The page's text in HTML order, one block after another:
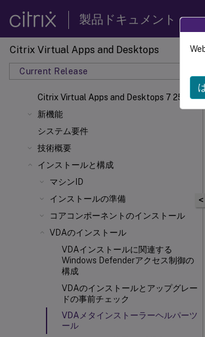
製品ドキュメント
Citrix Virtual Apps and Desktops
Current Release
Citrix Virtual Apps and Desktops 7 2511
新機能
システム要件
技術概要
インストールと構成
マシンID
インストールの準備
コアコンポーネントのインストール
VDAのインストール
VDAインストールに関連する
Windows Defenderアクセス制御の
構成
VDAのインストールとアップグレー
ドの事前チェック
VDAメタインストーラーヘルパーツ
ール
<